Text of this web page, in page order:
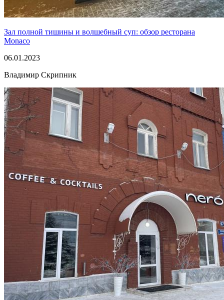
Зал полной тишины и волшебный суп: обзор ресторана
Monaco
06.01.2023
Владимир Скрипник